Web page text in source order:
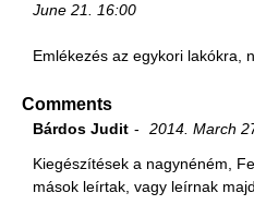
June 21. 16:00
Emlékezés az egykori lakókra,
Comments
Bárdos Judit 2014. March
Kiegészítések a nagynéném,
mások leírtak, vagy leírnak